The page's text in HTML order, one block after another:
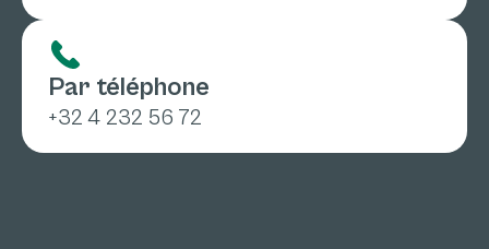
Par téléphone
+32 4 232 56 72